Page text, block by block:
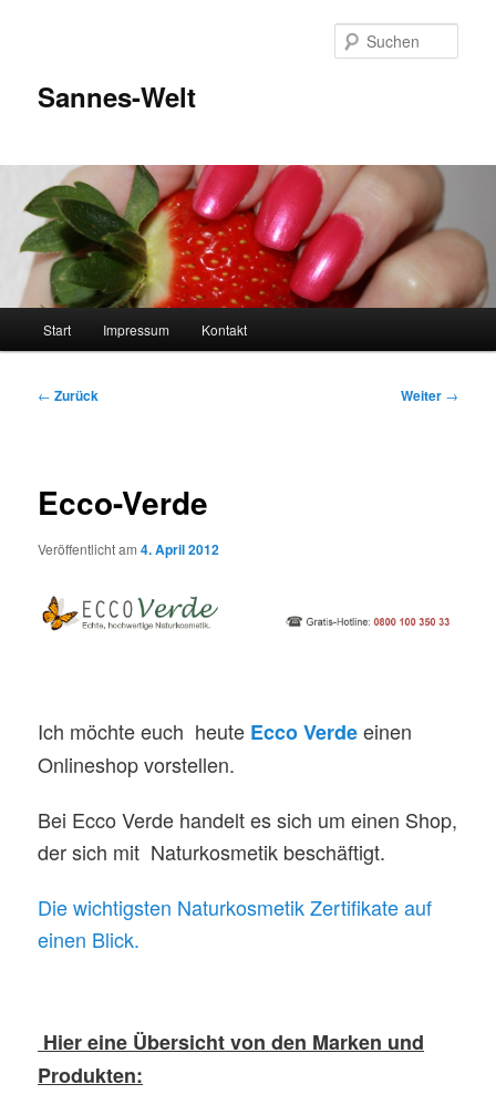
Sannes-Welt
Start Impressum Kontakt
Beitragsnavigation
← Zurück Weiter →
Ecco-Verde
Veröffentlicht am4. April 2012
Ich möchte euch heute Ecco Verdeeinen
Onlineshop vorstellen.
Bei Ecco Verde handelt es sich um einen Shop,
der sich mit Naturkosmetik beschäftigt.
Die wichtigsten Naturkosmetik Zertifikate auf
einen Blick.
Hier eine Übersicht von den Marken und
Produkten: